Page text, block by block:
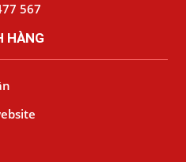
567
HÀNG